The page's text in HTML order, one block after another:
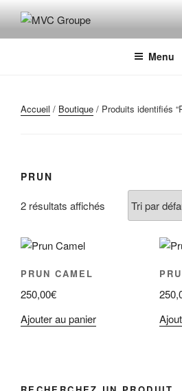
contenuMVC GROUPE
Maroquinerie – Valises – Chaussures
Menu
Accueil / Boutique / Produits identifiés
PRUN
2 résultats affichés
PRUN CAMEL
250,00€
Ajouter au panier